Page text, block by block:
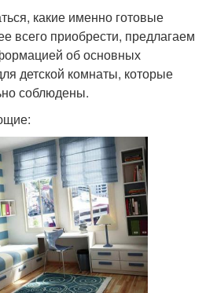
какие именно готовые
всего приобрести, предлагаем
об основных
детской комнаты, которые
соблюдены.